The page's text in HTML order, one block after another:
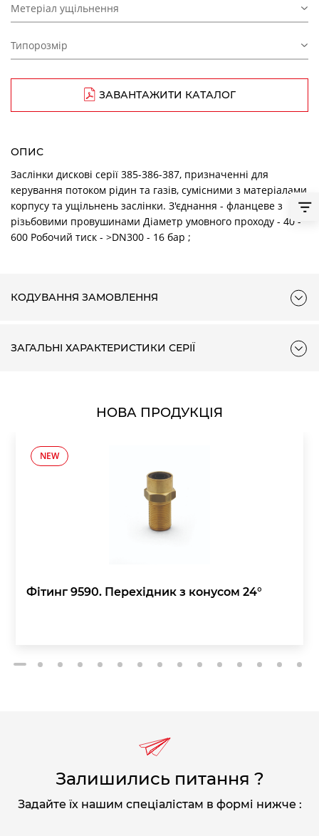
Метеріал ущільнення
Типорозмір
ЗАВАНТАЖИТИ КАТАЛОГ
ОПИС
Заслінки дискові серії 385-386-387, призначенні для
керування потоком рідин та газів, сумісними з матеріалами
корпусу та ущільнень заслінки. З'єднання - фланцеве з
різьбовими провушинами Діаметр умовного проходу - 40 -
600 Робочий тиск - >DN300 - 16 бар ;
КОДУВАННЯ ЗАМОВЛЕННЯ
ЗАГАЛЬНІ ХАРАКТЕРИСТИКИ СЕРІЇ
НОВА ПРОДУКЦІЯ
NEW
Фітинг 9590. Перехідник з конусом 24°
2 3 4 5 6 7 8 9 10 11 12 13 14 15
Залишились питання ?
Задайте їх нашим спеціалістам в формі нижче :